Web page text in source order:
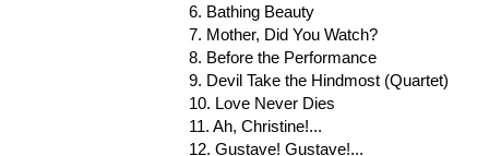
6. Bathing Beauty
7. Mother, Did You Watch?
8. Before the Performance
9. Devil Take the Hindmost (Quartet)
10. Love Never Dies
11. Ah, Christine!...
12. Gustave! Gustave!...